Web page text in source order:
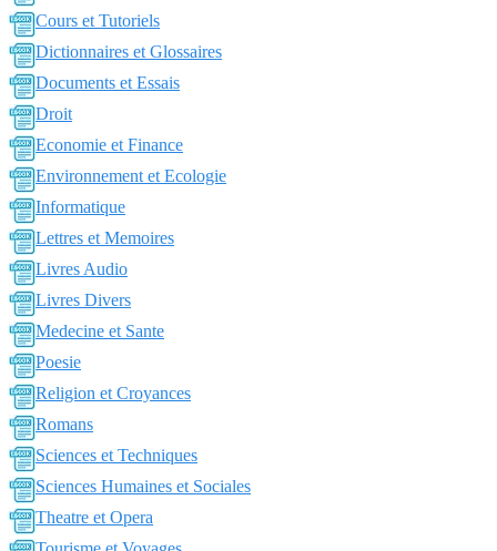
Cours et Tutoriels
Dictionnaires et Glossaires
Documents et Essais
Droit
Economie et Finance
Environnement et Ecologie
Informatique
Lettres et Memoires
Livres Audio
Livres Divers
Medecine et Sante
Poesie
Religion et Croyances
Romans
Sciences et Techniques
Sciences Humaines et Sociales
Theatre et Opera